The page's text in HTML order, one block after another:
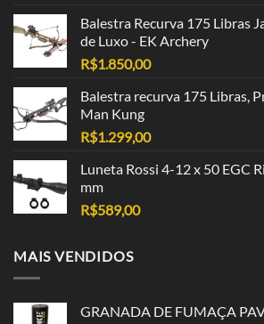
Balestra Recurva 175 Libras
de Luxo - EK Archery
R$1.850,00
Balestra recurva 175 Libras,
Man Kung
R$1.299,00
Luneta Rossi 4-12 x 50 EGC
mm
R$589,00
MAIS VENDIDOS
GRANADA DE FUMAÇA